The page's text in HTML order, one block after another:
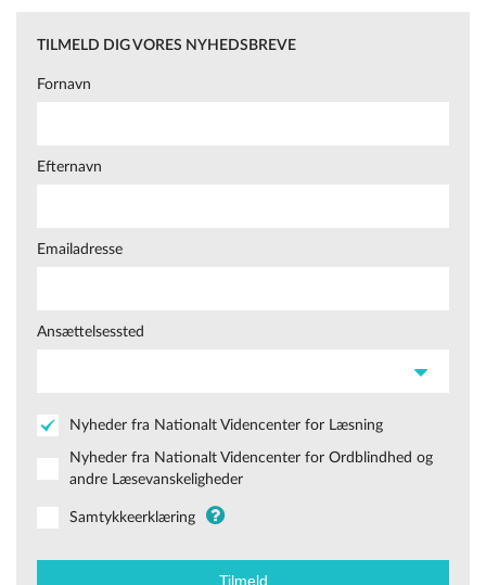
TILMELD DIG VORES NYHEDSBREVE
Fornavn
Efternavn
Emailadresse
Ansættelsessted
Nyheder fra Nationalt Videncenter for Læsning
Nyheder fra Nationalt Videncenter for Ordblindhed og
andre Læsevanskeligheder
Samtykkeerklæring